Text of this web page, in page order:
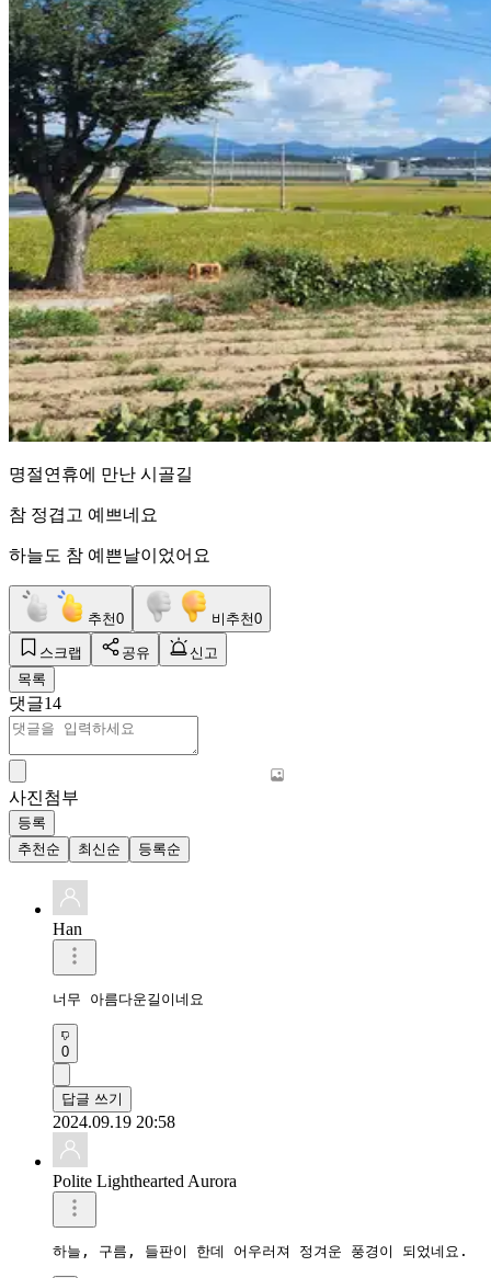
명절연휴에 만난 시골길
참 정겹고 예쁘네요
하늘도 참 예쁜날이었어요
추천0 비추천0
스크랩 공유
신고
목록
댓글14
사진첨부
등록
추천순
최신순 등록순
Han
너무 아름다운길이네요
0
답글 쓰기
2024.09.19 20:58
Polite Lighthearted Aurora
하늘, 구름, 들판이 한데 어우러져 정겨운 풍경이 되었네요.